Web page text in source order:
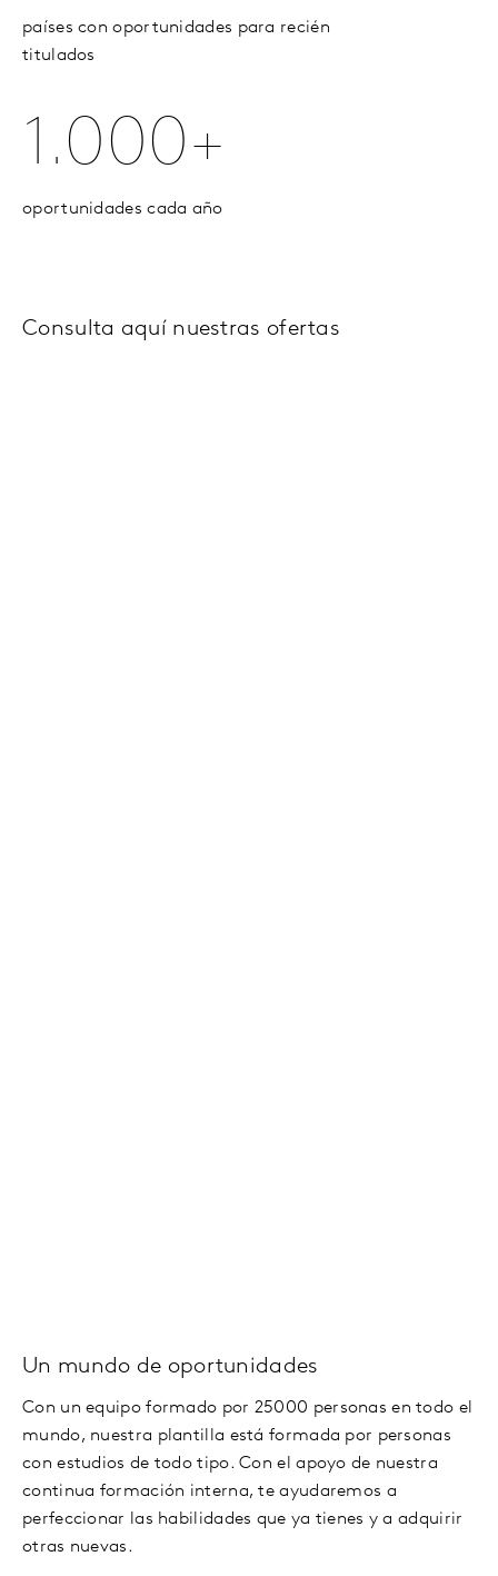
países con oportunidades para recién
titulados
1.000+
oportunidades cada año
Consulta aquí nuestras ofertas
Un mundo de oportunidades
Con un equipo formado por 25000 personas en todo el
mundo, nuestra plantilla está formada por personas
con estudios de todo tipo. Con el apoyo de nuestra
continua formación interna, te ayudaremos a
perfeccionar las habilidades que ya tienes y a adquirir
otras nuevas.